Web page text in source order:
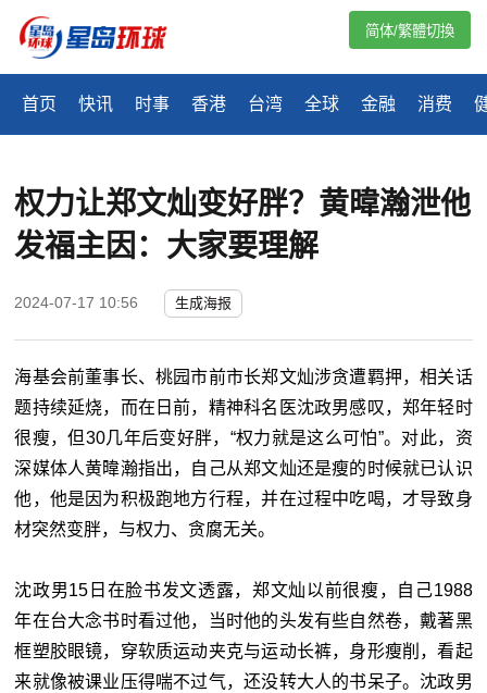
首页 快讯 时事 香港 台湾 全球 金融 消费
简体/繁體切換
权力让郑文灿变好胖？黄暐瀚泄他
发福主因：大家要理解
2024-07-17 10:56 生成海报
海基会前董事长、桃园市前市长郑文灿涉贪遭羁押，相关话
题持续延烧，而在日前，精神科名医沈政男感叹，郑年轻时
很瘦，但30几年后变好胖，“权力就是这么可怕”。对此，资
深媒体人黄暐瀚指出，自己从郑文灿还是瘦的时候就已认识
他，他是因为积极跑地方行程，并在过程中吃喝，才导致身
材突然变胖，与权力、贪腐无关。
沈政男15日在脸书发文透露，郑文灿以前很瘦，自己1988
年在台大念书时看过他，当时他的头发有些自然卷，戴著黑
框塑胶眼镜，穿软质运动夹克与运动长裤，身形瘦削，看起
来就像被课业压得喘不过气，还没转大人的书呆子。沈政男